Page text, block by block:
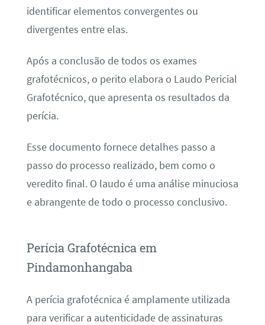
identificar elementos convergentes ou
divergentes entre elas.
Após a conclusão de todos os exames
grafotécnicos, o perito elabora o Laudo Pericial
Grafotécnico, que apresenta os resultados da
perícia.
Esse documento fornece detalhes passo a
passo do processo realizado, bem como o
veredito final. O laudo é uma análise minuciosa
e abrangente de todo o processo conclusivo.
Perícia Grafotécnica em
Pindamonhangaba
A perícia grafotécnica é amplamente utilizada
para verificar a autenticidade de assinaturas